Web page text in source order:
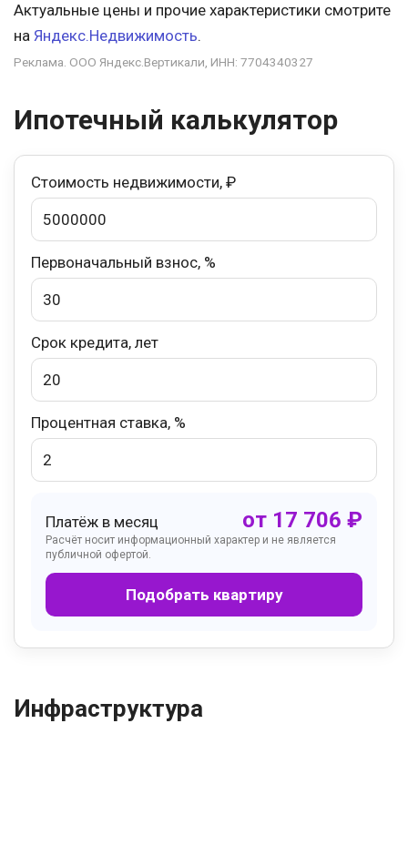
Актуальные цены и прочие характеристики смотрите
на Яндекс.Недвижимость.
Реклама. ООО Яндекс.Вертикали, ИНН: 7704340327
Ипотечный калькулятор
Стоимость недвижимости, ₽
Первоначальный взнос, %
Срок кредита, лет
Процентная ставка, %
Платёж в месяц от 17 706 ₽
Расчёт носит информационный характер и не является
публичной офертой.
Подобрать квартиру
Инфраструктура